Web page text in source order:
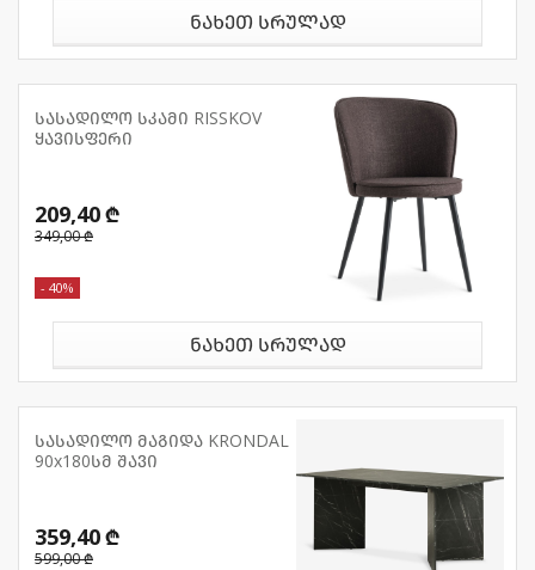
ნახეთ სრულად
სასადილო სკამი RISSKOV
ყავისფერი
209,40 ₾
349,00 ₾
- 40%
ნახეთ სრულად
სასადილო მაგიდა KRONDAL
90x180სმ შავი
359,40 ₾
599,00 ₾